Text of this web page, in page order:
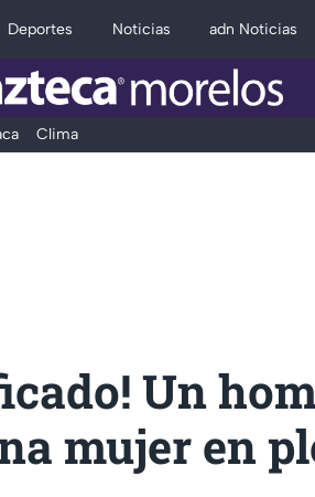
Deportes Noticias adn Noticias
Clima
Un
mujer en